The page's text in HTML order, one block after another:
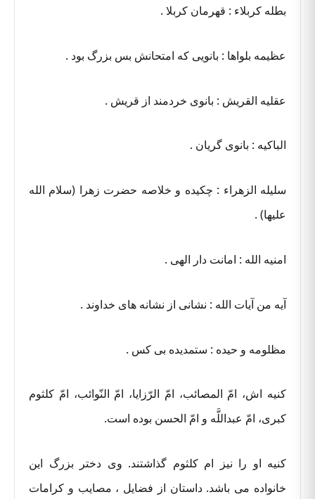
بطله کربلاء : قهرمان کربلا .
عظیمه بلواها : بانویی که امتحانش بس بزرگ بود .
عقلیه القریش : بانوی خردمند از قریش .
الباکیه : بانوی گریان .
سلیله الزهراء : چکیده و خلاصه حضرت زهرا (سلام الله
علیها) .
امنیه الله : امانت دار الهی .
آیه من آیات الله : نشانی از نشانه های خداوند .
مظلومه و حیده : ستمدیده بی کس .
کنیه اش، امّ المصائب، امّ الرّزایا، امّ النّوائب، امّ کلثوم
کبری، امّ عبداللَّه و امّ الحسن بوده است.
کنیه او را نیز ام کلثوم گذاشتند. وی دختر بزرگ این
خانواده می باشد. داستان از فضایل ، مصایب و کرامات